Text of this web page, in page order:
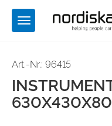
Toggle
navigation
Berufsschuhe
Medizintechnik
Art.-Nr.: 96415